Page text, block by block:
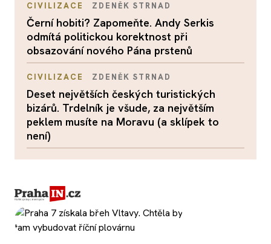
CIVILIZACE ZDENĚK STRNAD
Černí hobiti? Zapomeňte. Andy Serkis
odmítá politickou korektnost při
obsazování nového Pána prstenů
CIVILIZACE ZDENĚK STRNAD
Deset největších českých turistických
bizárů. Trdelník je všude, za největším
peklem musíte na Moravu (a sklípek to
není)